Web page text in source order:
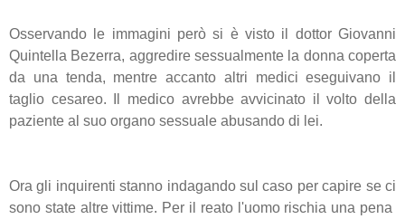
Osservando le immagini però si è visto il dottor Giovanni
Quintella Bezerra, aggredire sessualmente la donna coperta
da una tenda, mentre accanto altri medici eseguivano il
taglio cesareo. Il medico avrebbe avvicinato il volto della
paziente al suo organo sessuale abusando di lei.
Ora gli inquirenti stanno indagando sul caso per capire se ci
sono state altre vittime. Per il reato l'uomo rischia una pena